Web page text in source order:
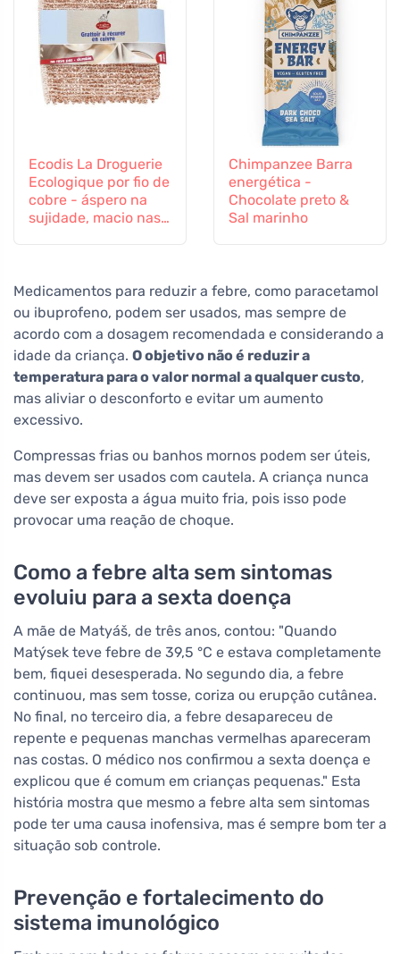
Ecodis La Droguerie
Ecologique por fio de
cobre - áspero na
sujidade, macio nas
Chimpanzee Barra
energética -
Chocolate preto &
Sal marinho
Medicamentos para reduzir a febre, como paracetamol
ou ibuprofeno, podem ser usados, mas sempre de
acordo com a dosagem recomendada e considerando a
idade da criança. O objetivo não é reduzir a
temperatura para o valor normal a qualquer custo,
mas aliviar o desconforto e evitar um aumento
excessivo.
Compressas frias ou banhos mornos podem ser úteis,
mas devem ser usados com cautela. A criança nunca
deve ser exposta a água muito fria, pois isso pode
provocar uma reação de choque.
Como a febre alta sem sintomas
evoluiu para a sexta doença
A mãe de Matyáš, de três anos, contou: "Quando
Matýsek teve febre de 39,5 °C e estava completamente
bem, fiquei desesperada. No segundo dia, a febre
continuou, mas sem tosse, coriza ou erupção cutânea.
No final, no terceiro dia, a febre desapareceu de
repente e pequenas manchas vermelhas apareceram
nas costas. O médico nos confirmou a sexta doença e
explicou que é comum em crianças pequenas." Esta
história mostra que mesmo a febre alta sem sintomas
pode ter uma causa inofensiva, mas é sempre bom ter a
situação sob controle.
Prevenção e fortalecimento do
sistema imunológico